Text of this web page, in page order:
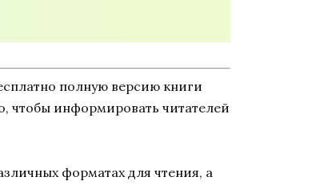
полную версию книги
чтобы информировать читателей
форматах для чтения, а